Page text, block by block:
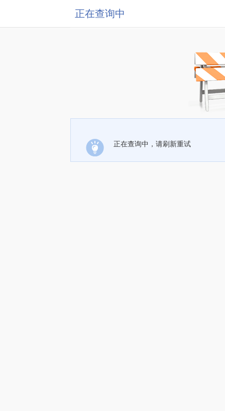
正在查询中
正在查询中，请刷新重试